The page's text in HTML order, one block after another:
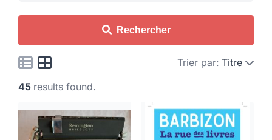
Rechercher
Trier par: Titre
45 results found.